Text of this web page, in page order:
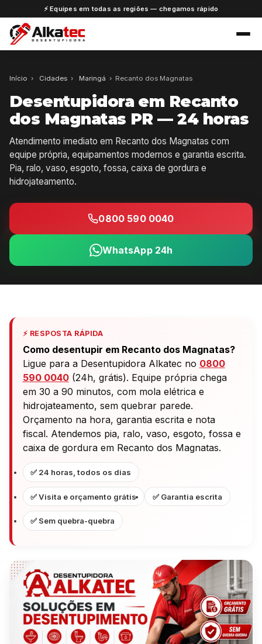
⚡ Equipes em todas as regiões — chegamos rápido
Início › Cidades › Maringá › Recanto dos Magnatas
Desentupidora em Recanto
dos Magnatas PR — 24 horas
Atendimento imediato em Recanto dos Magnatas com
equipe própria, equipamentos modernos e garantia escrita.
Pia, ralo, vaso, esgoto, fossa, caixa de gordura e
hidrojateamento.
0800 590 0040
WhatsApp 24h
⚡ RESPOSTA RÁPIDA
Como desentupir em Recanto dos Magnatas?
Ligue para a Desentupidora Alkatec no 0800
590 0040(24h, grátis). Equipe própria chega
em 30 a 90 minutos, com mola elétrica e
hidrojateamento, sem quebrar parede.
Orçamento na hora, garantia escrita e nota
fiscal. Atendemos pia, ralo, vaso, esgoto, fossa e
caixa de gordura em Recanto dos Magnatas.
✅ 24 horas, todos os dias
✅ Visita e orçamento grátis ✅ Garantia escrita
✅ Sem quebra-quebra